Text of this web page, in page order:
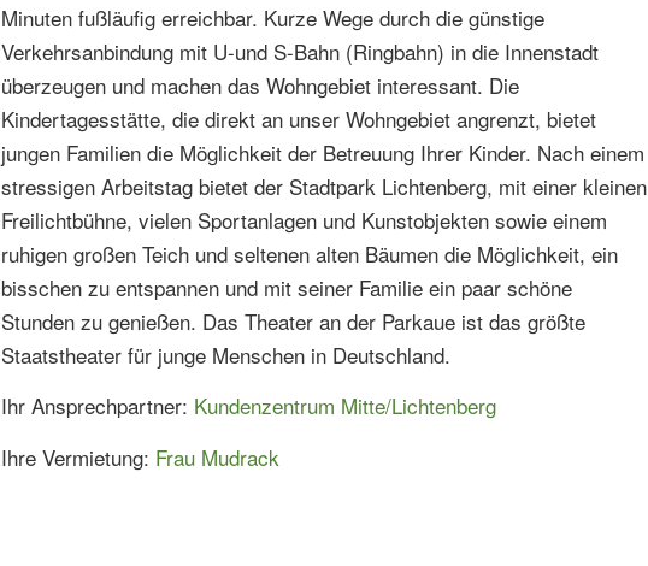
Minuten fußläufig erreichbar. Kurze Wege durch die günstige
Verkehrsanbindung mit U-und S-Bahn (Ringbahn) in die Innenstadt
überzeugen und machen das Wohngebiet interessant. Die
Kindertagesstätte, die direkt an unser Wohngebiet angrenzt, bietet
jungen Familien die Möglichkeit der Betreuung Ihrer Kinder. Nach einem
stressigen Arbeitstag bietet der Stadtpark Lichtenberg, mit einer kleinen
Freilichtbühne, vielen Sportanlagen und Kunstobjekten sowie einem
ruhigen großen Teich und seltenen alten Bäumen die Möglichkeit, ein
bisschen zu entspannen und mit seiner Familie ein paar schöne
Stunden zu genießen. Das Theater an der Parkaue ist das größte
Staatstheater für junge Menschen in Deutschland.
Ihr Ansprechpartner: Kundenzentrum Mitte/Lichtenberg
Ihre Vermietung: Frau Mudrack